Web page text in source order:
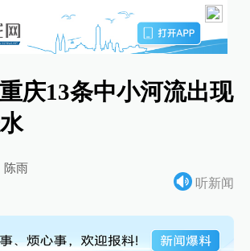
庆13条中小河流出现
陈雨
听新闻